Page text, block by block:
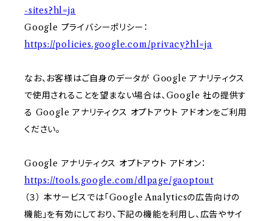
-sites?hl=ja
Google プライバシーポリシー：
https://policies.google.com/privacy?hl=ja
なお、お客様はご自身のデータが Google アナリティクス
で使用されることを望まない場合は、Google 社の提供す
る Google アナリティクス オプトアウト アドオンをご利用
ください。
Google アナリティクス オプトアウト アドオン：
https://tools.google.com/dlpage/gaoptout
（３） 本サービスでは「Google Analyticsの広告向けの
機能」を有効にしており、下記の機能を利用し、広告やサイ